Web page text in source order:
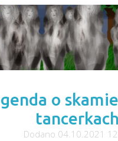
o
tancerkach
Dodano 04.10.2021